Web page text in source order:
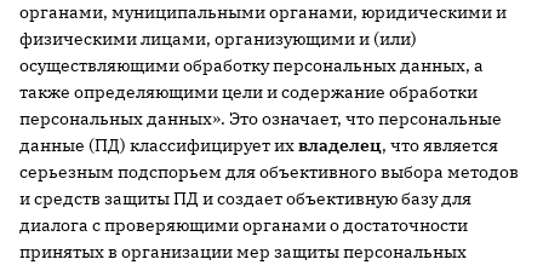
органами, муниципальными органами, юридическими и
физическими лицами, организующими и (или)
осуществляющими обработку персональных данных, а
также определяющими цели и содержание обработки
персональных данных». Это означает, что персональные
данные (ПД) классифицирует ихвладелец, что является
серьезным подспорьем для объективного выбора методов
и средств защиты ПД и создает объективную базу для
диалога с проверяющими органами о достаточности
принятых в организации мер защиты персональных